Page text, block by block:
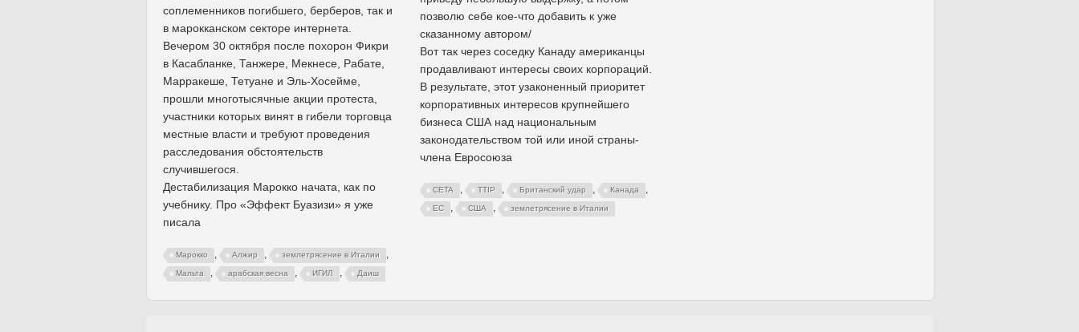
соплеменников погибшего, берберов, так и
в марокканском секторе интернета.
Вечером 30 октября после похорон Фикри
в Касабланке, Танжере, Мекнесе, Рабате,
Марракеше, Тетуане и Эль-Хосейме,
прошли многотысячные акции протеста,
участники которых винят в гибели торговца
местные власти и требуют проведения
расследования обстоятельств
случившегося.
Дестабилизация Марокко начата, как по
учебнику. Про «Эффект Буазизи» я уже
писала
Марокко , Алжир , землетрясение в Италии ,
Мальта , арабская весна , ИГИЛ , Даиш
позволю себе кое-что добавить к уже
сказанному автором/
Вот так через соседку Канаду американцы
продавливают интересы своих корпораций.
В результате, этот узаконенный приоритет
корпоративных интересов крупнейшего
бизнеса США над национальным
законодательством той или иной страны-
члена Евросоюза
СETA , TTIP , Британский удар , Канада ,
ЕС , США , землетрясение в Италии